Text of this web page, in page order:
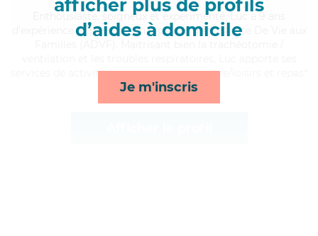
afficher plus de profils
d’aides à domicile
Je m'inscris
, soigneux et expérimenté, Luc a 9 ans
d'expérience et possède un diplôme d'Assistante De Vie aux
services de activités, transports, compagnie/loisirs et repas*